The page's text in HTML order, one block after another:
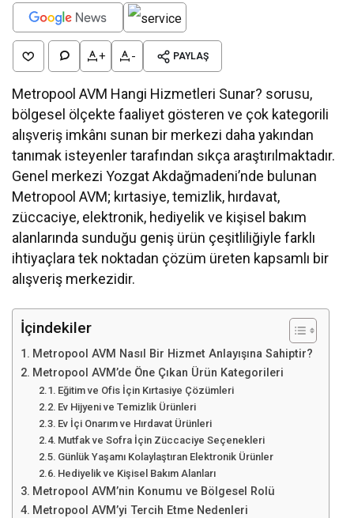
+ - PAYLAŞ
Metropool AVM Hangi Hizmetleri Sunar? sorusu,
bölgesel ölçekte faaliyet gösteren ve çok kategorili
alışveriş imkânı sunan bir merkezi daha yakından
tanımak isteyenler tarafından sıkça araştırılmaktadır.
Genel merkezi Yozgat Akdağmadeni’nde bulunan
Metropool AVM; kırtasiye, temizlik, hırdavat,
züccaciye, elektronik, hediyelik ve kişisel bakım
alanlarında sunduğu geniş ürün çeşitliliğiyle farklı
ihtiyaçlara tek noktadan çözüm üreten kapsamlı bir
alışveriş merkezidir.
İçindekiler
Metropool AVM Nasıl Bir Hizmet Anlayışına Sahiptir?
Metropool AVM’de Öne Çıkan Ürün Kategorileri
Eğitim ve Ofis İçin Kırtasiye Çözümleri
Ev Hijyeni ve Temizlik Ürünleri
Ev İçi Onarım ve Hırdavat Ürünleri
Mutfak ve Sofra İçin Züccaciye Seçenekleri
Günlük Yaşamı Kolaylaştıran Elektronik Ürünler
Hediyelik ve Kişisel Bakım Alanları
Metropool AVM’nin Konumu ve Bölgesel Rolü
Metropool AVM’yi Tercih Etme Nedenleri